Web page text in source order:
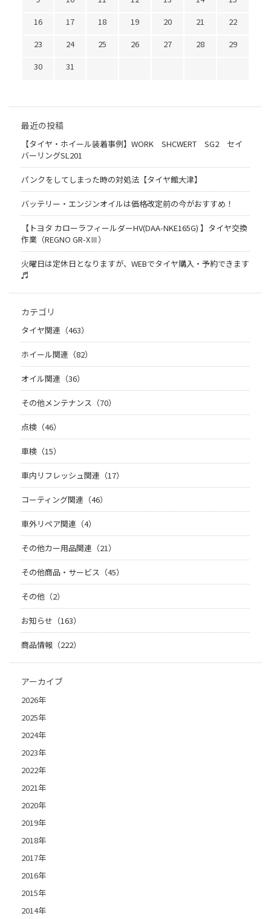
16
17 18 19 20 21
22
23
24 25 26 27 28
29
30
31
最近の投稿
【タイヤ・ホイール装着事例】WORK SHCWERT SG2 セイ
バーリングSL201
パンクをしてしまった時の対処法【タイヤ館大津】
バッテリー・エンジンオイルは価格改定前の今がおすすめ！
【トヨタ カローラフィールダーHV(DAA-NKE165G) 】タイヤ交換
作業（REGNO GR-XⅢ）
火曜日は定休日となりますが、WEBでタイヤ購入・予約できます
♬
カテゴリ
タイヤ関連（463）
ホイール関連（82）
オイル関連（36）
その他メンテナンス（70）
点検（46）
車検（15）
車内リフレッシュ関連（17）
コーティング関連（46）
車外リペア関連（4）
その他カー用品関連（21）
その他商品・サービス（45）
その他（2）
お知らせ（163）
商品情報（222）
アーカイブ
2026年
2025年
2024年
2023年
2022年
2021年
2020年
2019年
2018年
2017年
2016年
2015年
2014年